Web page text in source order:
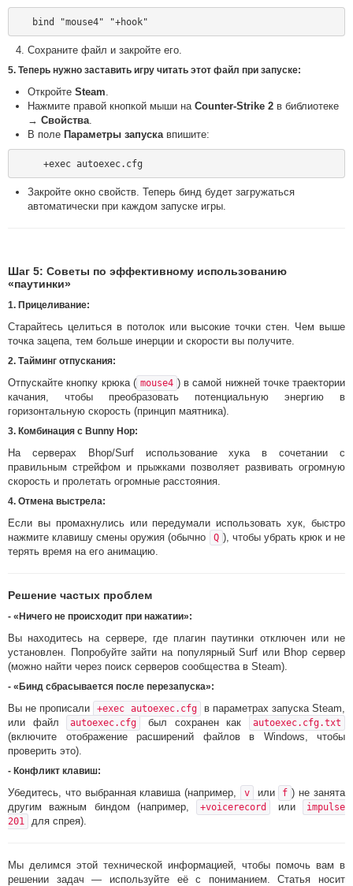
Сохраните файл и закройте его.
5. Теперь нужно заставить игру читать этот файл при запуске:
Откройте Steam.
Нажмите правой кнопкой мыши на Counter-Strike 2 в библиотеке
→ Свойства.
В поле Параметры запускавпишите:
Закройте окно свойств. Теперь бинд будет загружаться
автоматически при каждом запуске игры.
Шаг 5: Советы по эффективному использованию
«паутинки»
1. Прицеливание:
Старайтесь целиться в потолок или высокие точки стен. Чем выше
точка зацепа, тем больше инерции и скорости вы получите.
2. Тайминг отпускания:
Отпускайте кнопку крюка ( mouse4 ) в самой нижней точке траектории
качания, чтобы преобразовать потенциальную энергию в
горизонтальную скорость (принцип маятника).
3. Комбинация с Bunny Hop:
На серверах Bhop/Surf использование хука в сочетании с
правильным стрейфом и прыжками позволяет развивать огромную
скорость и пролетать огромные расстояния.
4. Отмена выстрела:
Если вы промахнулись или передумали использовать хук, быстро
нажмите клавишу смены оружия (обычно
Q ), чтобы убрать крюк и не
терять время на его анимацию.
Решение частых проблем
- «Ничего не происходит при нажатии»:
Вы находитесь на сервере, где плагин паутинки отключен или не
установлен. Попробуйте зайти на популярный Surf или Bhop сервер
(можно найти через поиск серверов сообщества в Steam).
- «Бинд сбрасывается после перезапуска»:
Вы не прописали +exec autoexec.cfg
в параметрах запуска Steam,
или файл
autoexec.cfg был сохранен как autoexec.cfg.txt
(включите отображение расширений файлов в Windows, чтобы
проверить это).
- Конфликт клавиш:
Убедитесь, что выбранная клавиша (например, v или f ) не занята
другим важным биндом (например,
+voicerecord или
impulse
201
для спрея).
Мы делимся этой технической информацией, чтобы помочь вам в
решении задач — используйте её с пониманием. Статья носит